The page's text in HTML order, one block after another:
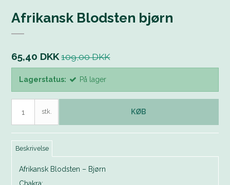
Afrikansk Blodsten bjørn
65,40 DKK 109,00 DKK
Lagerstatus: På lager
stk. KØB
Beskrivelse
Afrikansk Blodsten – Bjørn